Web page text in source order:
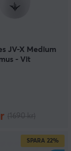
JV-X Medium
- Vit
SPARA 22%